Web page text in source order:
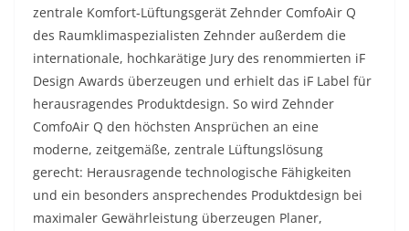
zentrale Komfort-Lüftungsgerät Zehnder ComfoAir Q
des Raumklimaspezialisten Zehnder außerdem die
internationale, hochkarätige Jury des renommierten iF
Design Awards überzeugen und erhielt das iF Label für
herausragendes Produktdesign. So wird Zehnder
ComfoAir Q den höchsten Ansprüchen an eine
moderne, zeitgemäße, zentrale Lüftungslösung
gerecht: Herausragende technologische Fähigkeiten
und ein besonders ansprechendes Produktdesign bei
maximaler Gewährleistung überzeugen Planer,